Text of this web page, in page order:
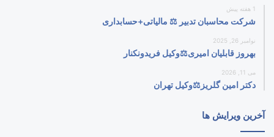
1 هفته پیش
شرکت محاسبان تدبیر ⚖️ مالیاتی+حسابداری
نوامبر 26, 2025
بهروز قابلیان امیری⚖️وکیل فریدونکنار
می 11, 2026
دکتر امین گلریز⚖️وکیل تهران
آخرین ویرایش ها